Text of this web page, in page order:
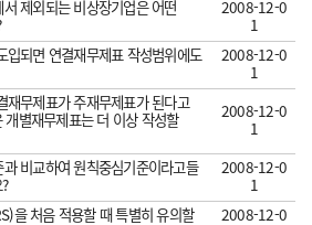
제외되는 비상장기업은 어떤
2008-12-0
1
입되면 연결재무제표 작성범위에도
2008-12-0
1
재무제표가 주재무제표가 된다고
개별재무제표는 더 이상 작성할
2008-12-0
1
비교하여 원칙중심기준이라고들
2008-12-0
1
을 처음 적용할 때 특별히 유의할
2008-12-0